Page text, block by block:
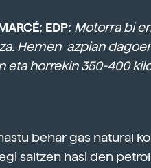
EDP: Motorra bi
Hemen azpian
eta horrekin 350-400
behar gas natural
saltzen hasi den